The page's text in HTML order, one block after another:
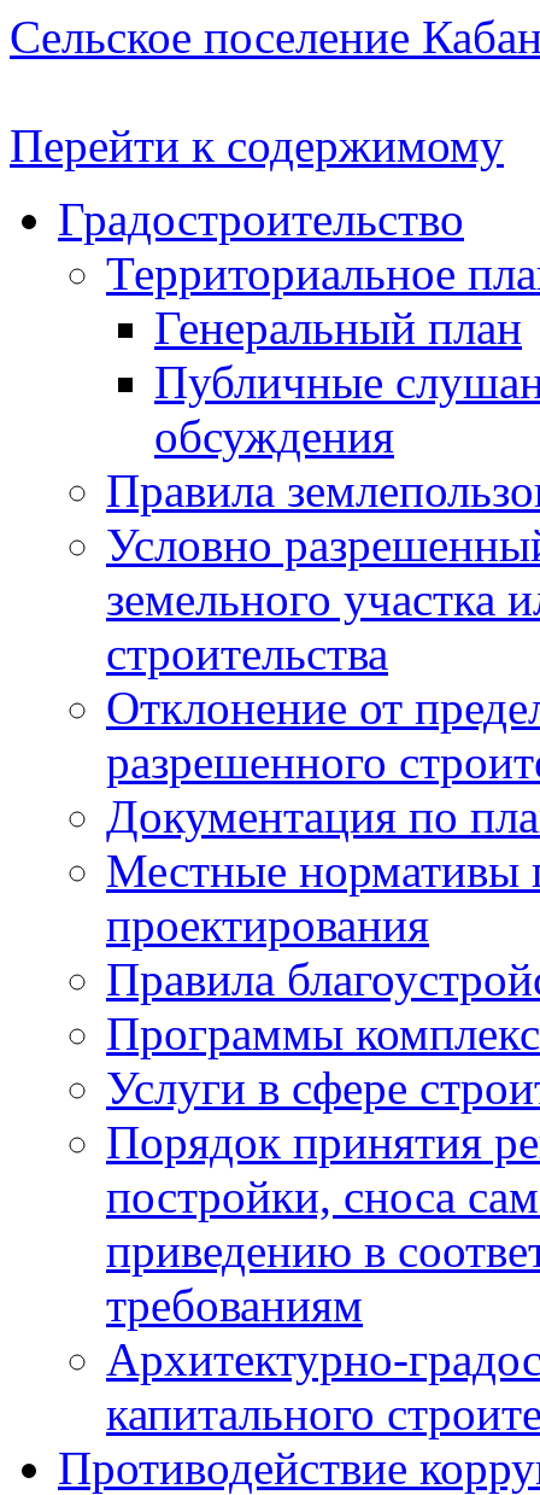
Сельское поселение
Перейти к содержимому
Градостроительство
Территориальное
Генеральный план
Публичные
обсуждения
Правила
Условно
земельного участка
строительства
Отклонение от
разрешенного
Документация по
Местные нормативы
проектирования
Правила
Программы
Услуги в сфере
Порядок принятия
постройки, сноса
приведению в
требованиям
Архитектурно-
капитального
Противодействие